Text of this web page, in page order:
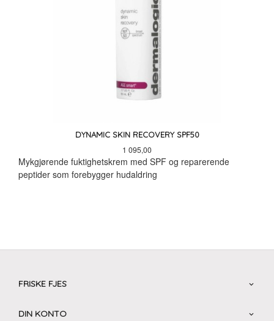
DYNAMIC SKIN RECOVERY SPF50
Pris
1 095,00
Mykgjørende fuktighetskrem med SPF og reparerende
peptider som forebygger hudaldring
FRISKE FJES
DIN KONTO